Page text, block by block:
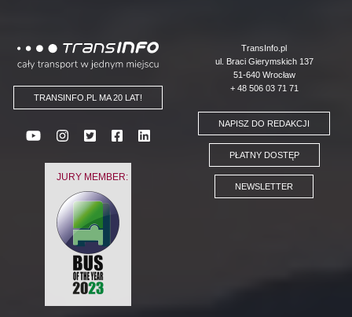
Logo
TRANSINFO.PL MA 20 LAT!
JURY MEMBER:
TransInfo.pl
ul. Braci Gierymskich 137
51-640 Wrocław
+ 48 506 03 71 71
NAPISZ DO REDAKCJI
PŁATNY DOSTĘP
NEWSLETTER